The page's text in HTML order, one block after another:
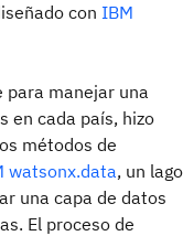
con IBM
manejar una
en cada país, hizo
métodos de
watsonx.data, un lago
una capa de datos
El proceso de